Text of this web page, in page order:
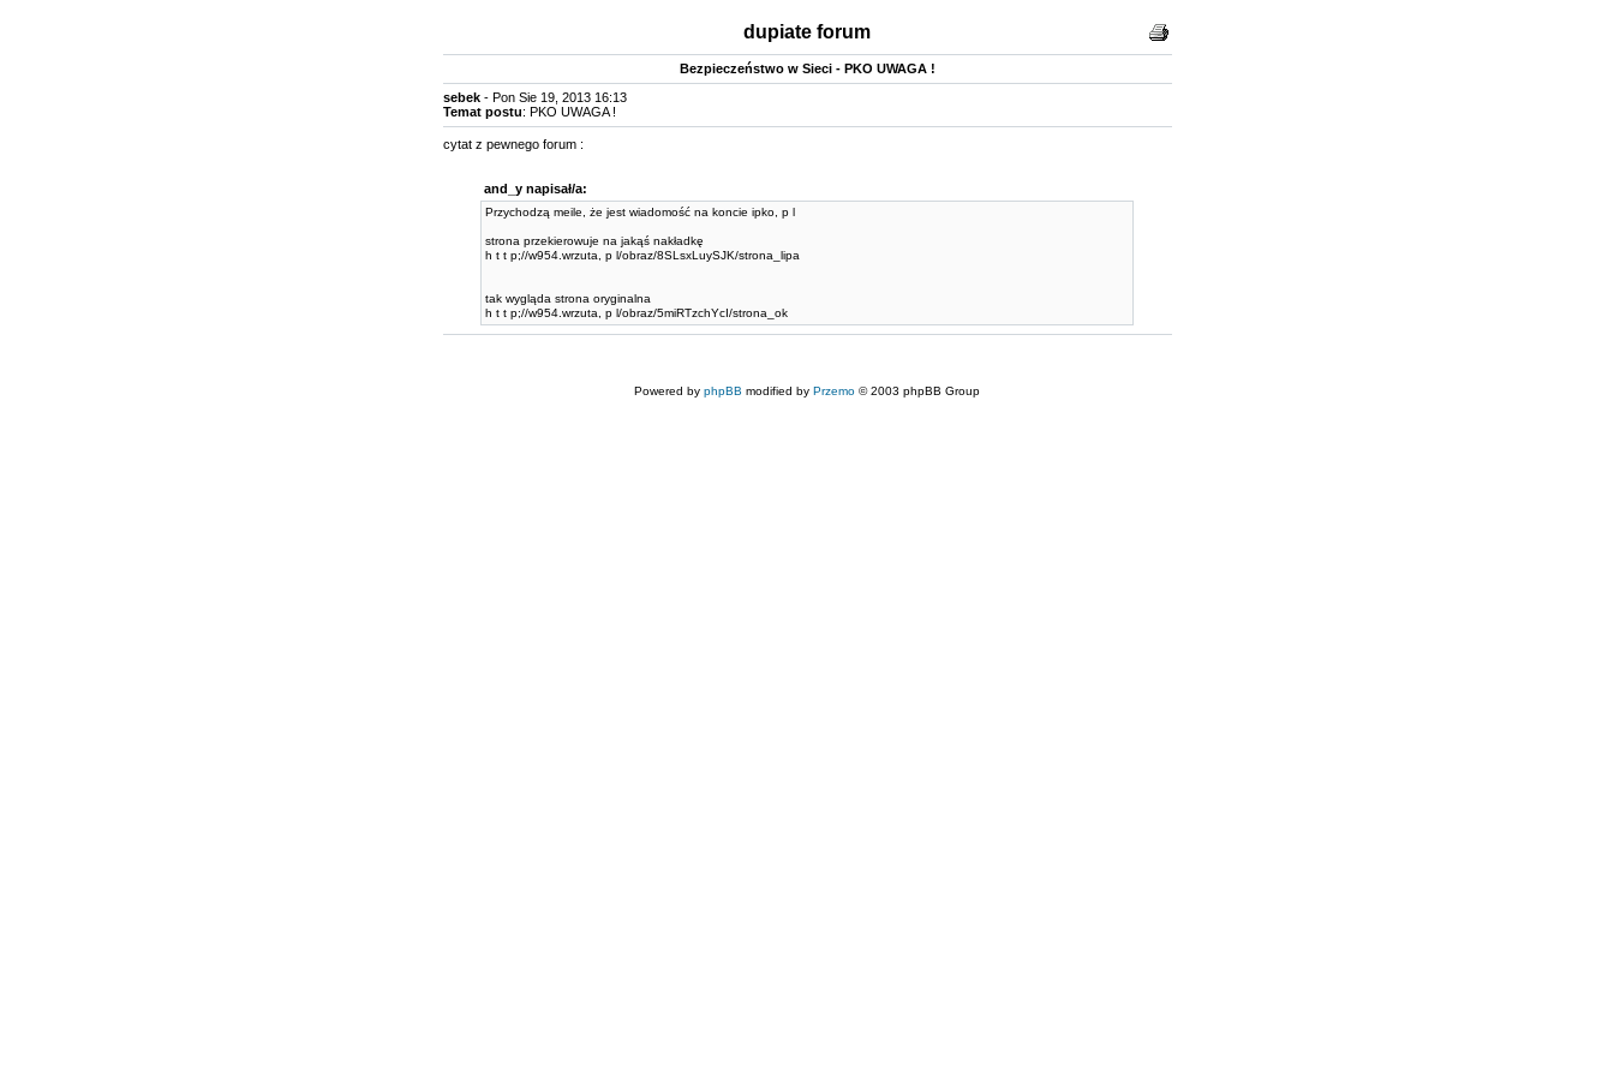
dupiate forum
Bezpieczeństwo w Sieci - PKO UWAGA !
sebek- Pon Sie 19, 2013 16:13
Temat postu: PKO UWAGA !
cytat z pewnego forum :
and_y napisał/a:
Przychodzą meile, że jest wiadomość na koncie ipko, p l
strona przekierowuje na jakąś nakładkę
h t t p;//w954.wrzuta, p l/obraz/8SLsxLuySJK/strona_lipa
tak wygląda strona oryginalna
h t t p;//w954.wrzuta, p l/obraz/5miRTzchYcI/strona_ok
Powered by phpBB modified by Przemo © 2003 phpBB Group